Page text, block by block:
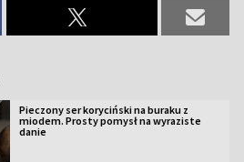
Pieczony ser koryciński na buraku z
miodem. Prosty pomysł na wyraziste
danie